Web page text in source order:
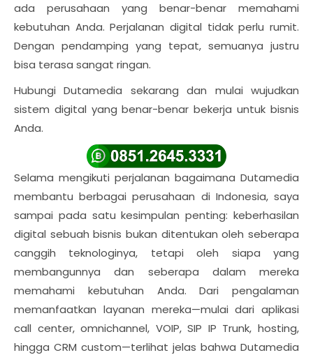
ada perusahaan yang benar-benar memahami
kebutuhan Anda. Perjalanan digital tidak perlu rumit.
Dengan pendamping yang tepat, semuanya justru
bisa terasa sangat ringan.
Hubungi Dutamedia sekarang dan mulai wujudkan
sistem digital yang benar-benar bekerja untuk bisnis
Anda.
Selama mengikuti perjalanan bagaimana Dutamedia
membantu berbagai perusahaan di Indonesia, saya
sampai pada satu kesimpulan penting: keberhasilan
digital sebuah bisnis bukan ditentukan oleh seberapa
canggih teknologinya, tetapi oleh siapa yang
membangunnya dan seberapa dalam mereka
memahami kebutuhan Anda. Dari pengalaman
memanfaatkan layanan mereka—mulai dari aplikasi
call center, omnichannel, VOIP, SIP IP Trunk, hosting,
hingga CRM custom—terlihat jelas bahwa Dutamedia